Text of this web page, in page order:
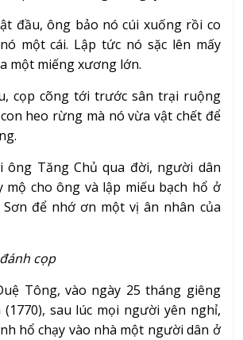
đầu, ông bảo nó cúi xuống rồi co
một cái. Lập tức nó sặc lên mấy
một miếng xương lớn.
cọp cõng tới trước sân trại ruộng
heo rừng mà nó vừa vật chết để
Tăng Chủ qua đời, người dân
mộ cho ông và lập miếu bạch hổ ở
để nhớ ơn một vị ân nhân của
cọp
Tông, vào ngày 25 tháng giêng
(1770), sau lúc mọi người yên nghỉ,
hổ chạy vào nhà một người dân ở